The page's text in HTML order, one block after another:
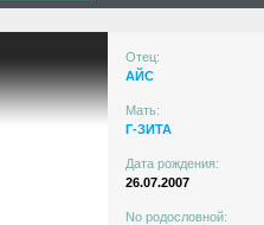
Отец:
АЙС
Мать:
Г-ЗИТА
Дата рождения:
26.07.2007
No родословной: